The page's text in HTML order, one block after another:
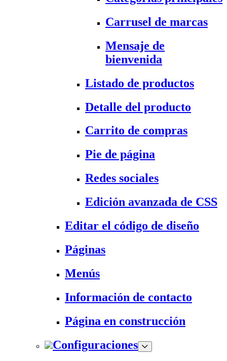
Carrusel de marcas
Mensaje de
bienvenida
Listado de productos
Detalle del producto
Carrito de compras
Pie de página
Redes sociales
Edición avanzada de CSS
Editar el código de diseño
Páginas
Menús
Información de contacto
Página en construcción
Configuraciones